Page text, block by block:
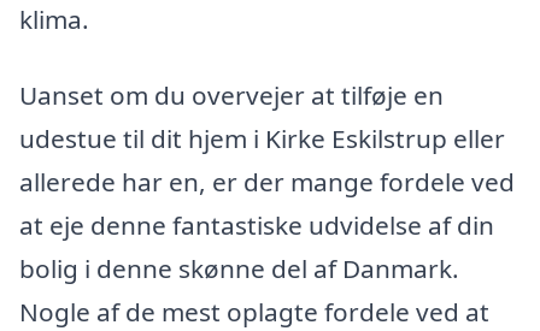
klima.
Uanset om du overvejer at tilføje en
udestue til dit hjem i Kirke Eskilstrup eller
allerede har en, er der mange fordele ved
at eje denne fantastiske udvidelse af din
bolig i denne skønne del af Danmark.
Nogle af de mest oplagte fordele ved at